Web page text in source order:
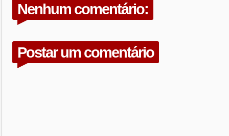
Nenhum comentário:
Postar um comentário